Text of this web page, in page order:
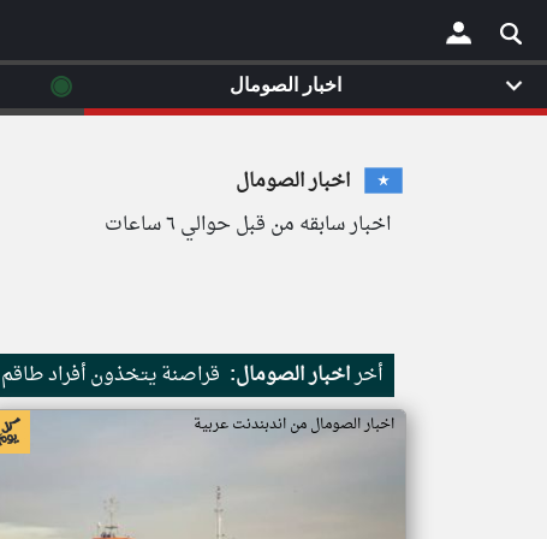
×
اخبار الصومال
اخبار سابقه من قبل حوالي ٦ ساعات
أخراخبار الصومال: قراصنة يتخذون أفراد طاقم
اخبار الصومال من اندبندنت عربية
اخبار الصومال ◉